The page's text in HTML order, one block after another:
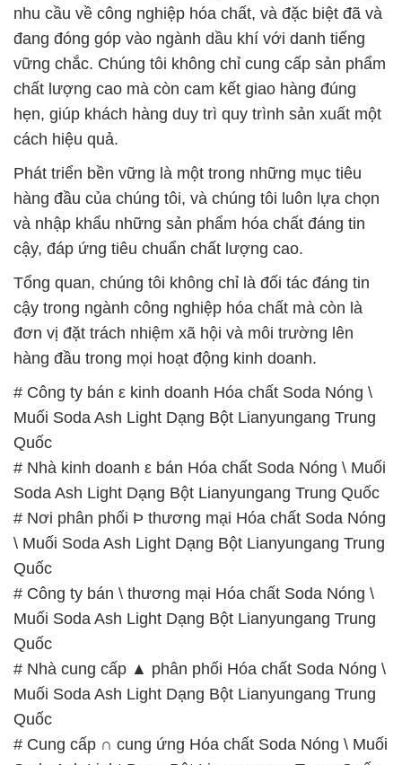
cậy, đáp ứng tiêu chuẩn chất lượng cao.
Tổng quan, chúng tôi không chỉ là đối tác đáng tin
cậy trong ngành công nghiệp hóa chất mà còn là
đơn vị đặt trách nhiệm xã hội và môi trường lên
hàng đầu trong mọi hoạt động kinh doanh.
# Công ty bán ε kinh doanh Hóa chất Soda Nóng \
Muối Soda Ash Light Dạng Bột Lianyungang Trung
Quốc
# Nhà kinh doanh ε bán Hóa chất Soda Nóng \ Muối
Soda Ash Light Dạng Bột Lianyungang Trung Quốc
# Nơi phân phối Þ thương mại Hóa chất Soda Nóng
\ Muối Soda Ash Light Dạng Bột Lianyungang Trung
Quốc
# Công ty bán \ thương mại Hóa chất Soda Nóng \
Muối Soda Ash Light Dạng Bột Lianyungang Trung
Quốc
# Nhà cung cấp ▲ phân phối Hóa chất Soda Nóng \
Muối Soda Ash Light Dạng Bột Lianyungang Trung
Quốc
# Cung cấp ∩ cung ứng Hóa chất Soda Nóng \ Muối
Soda Ash Light Dạng Bột Lianyungang Trung Quốc
# Cty chuyên thương mại \ phân phối Hóa chất
Soda Nóng \ Muối Soda Ash Light Dạng Bột
Lianyungang Trung Quốc
# Công ty chuyên bán ß phân phối Hóa chất Soda
Nóng \ Muối Soda Ash Light Dạng Bột Lianyungang
Trung Quốc
# Nơi bán » cung ứng Hóa chất Soda Nóng \ Muối
Soda Ash Light Dạng Bột Lianyungang Trung Quốc